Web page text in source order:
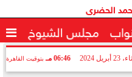
الحضرى
مجلس الشيوخ 
2024 06:46 مـ بتوقيت القاهرة